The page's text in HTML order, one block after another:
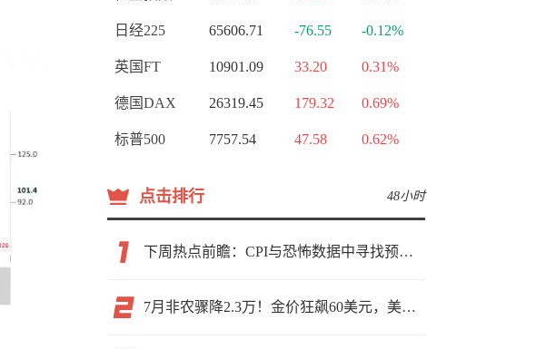
日经225 65606.71 -76.55 -0.12%
英国FT 10901.09 33.20 0.31%
德国DAX 26319.45 179.32 0.69%
标普500 7757.54 47.58 0.62%
点击排行 48小时
下周热点前瞻：CPI与恐怖数据中寻找预期差
7月非农骤降2.3万！金价狂飙60美元，美联储9月加息预期瞬间崩塌